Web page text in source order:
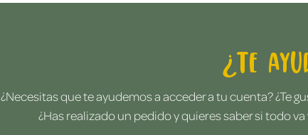
¿Te
¿Necesitas que te ayudemos a acceder a tu cuenta? ¿Te
¿Has realizado un pedido y quieres saber si todo